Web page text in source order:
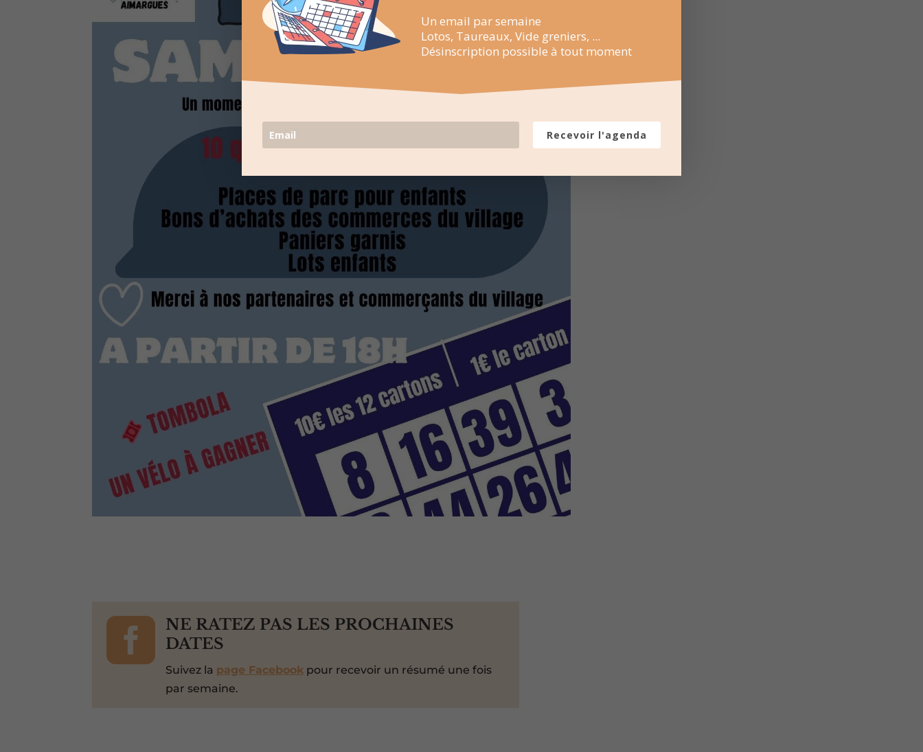

NE RATEZ PAS LES PROCHAINES
DATES
Suivez la page Facebookpour recevoir un résumé une fois
par semaine.
Un email par semaine
Lotos, Taureaux, Vide greniers, ...
Désinscription possible à tout moment
Recevoir l'agenda